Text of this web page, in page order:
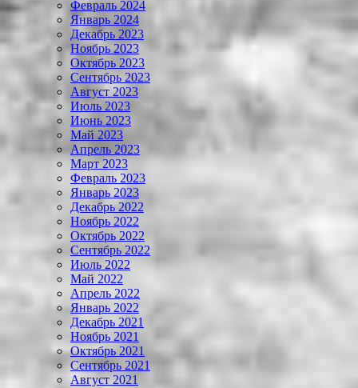
Февраль 2024
Январь 2024
Декабрь 2023
Ноябрь 2023
Октябрь 2023
Сентябрь 2023
Август 2023
Июль 2023
Июнь 2023
Май 2023
Апрель 2023
Март 2023
Февраль 2023
Январь 2023
Декабрь 2022
Ноябрь 2022
Октябрь 2022
Сентябрь 2022
Июль 2022
Май 2022
Апрель 2022
Январь 2022
Декабрь 2021
Ноябрь 2021
Октябрь 2021
Сентябрь 2021
Август 2021